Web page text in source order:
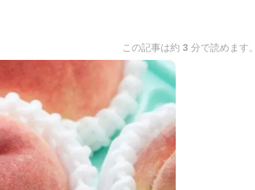
この記事は約 3 分で読めます。